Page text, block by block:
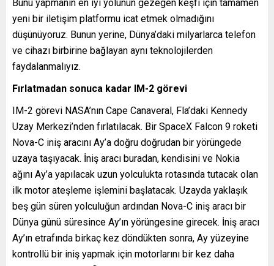
Bunu yapmanın en iyi yolunun gezegen keşfi için tamamen
yeni bir iletişim platformu icat etmek olmadığını
düşünüyoruz. Bunun yerine, Dünya’daki milyarlarca telefon
ve cihazı birbirine bağlayan aynı teknolojilerden
faydalanmalıyız.
Fırlatmadan sonuca kadar IM-2 görevi
IM-2 görevi NASA’nın Cape Canaveral, Fla’daki Kennedy
Uzay Merkezi’nden fırlatılacak. Bir SpaceX Falcon 9 roketi
Nova-C iniş aracını Ay’a doğru doğrudan bir yörüngede
uzaya taşıyacak. İniş aracı buradan, kendisini ve Nokia
ağını Ay’a yapılacak uzun yolculukta rotasında tutacak olan
ilk motor ateşleme işlemini başlatacak. Uzayda yaklaşık
beş gün süren yolculuğun ardından Nova-C iniş aracı bir
Dünya günü süresince Ay’ın yörüngesine girecek. İniş aracı
Ay’ın etrafında birkaç kez döndükten sonra, Ay yüzeyine
kontrollü bir iniş yapmak için motorlarını bir kez daha